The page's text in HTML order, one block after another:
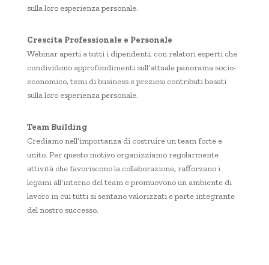
sulla loro esperienza personale.
Crescita Professionale e Personale
Webinar aperti a tutti i dipendenti, con relatori esperti che
condividono approfondimenti sull’attuale panorama socio-
economico, temi di business e preziosi contributi basati
sulla loro esperienza personale.
Team Building
Crediamo nell’importanza di costruire un team forte e
unito. Per questo motivo organizziamo regolarmente
attività che favoriscono la collaborazione, rafforzano i
legami all’interno del team e promuovono un ambiente di
lavoro in cui tutti si sentano valorizzati e parte integrante
del nostro successo.